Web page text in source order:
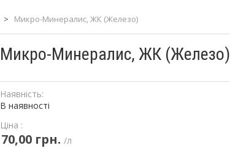
> Микро-Минералис, ЖК (Железо)
Микро-Минералис, ЖК (Железо)
Наявність:
В наявності
Ціна :
70,00 грн. /л